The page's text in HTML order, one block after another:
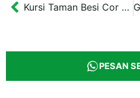
Prev Kursi Taman Besi Cor Minimalis Surakarta 150x55x58 cm
PESAN